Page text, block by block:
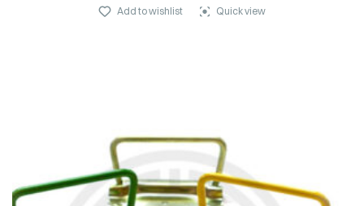
Add to wishlist Quick view